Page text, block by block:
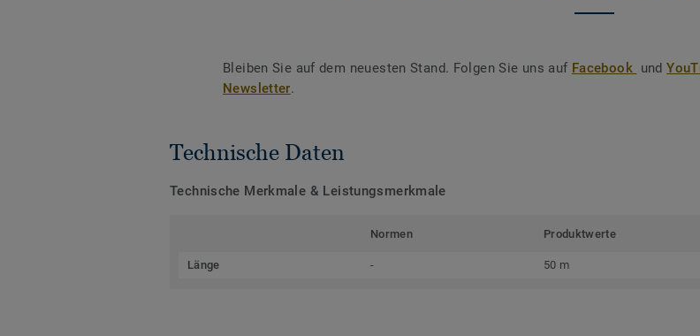
Bleiben Sie auf dem neuesten Stand. Folgen Sie uns auf Facebook und
Newsletter.
Technische Daten
Technische Merkmale & Leistungsmerkmale
Normen Produktwerte
Länge - 50 m